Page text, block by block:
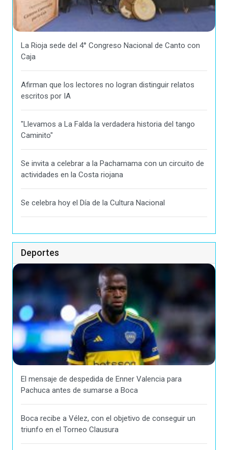
La Rioja sede del 4° Congreso Nacional de Canto con
Caja
Afirman que los lectores no logran distinguir relatos
escritos por IA
"Llevamos a La Falda la verdadera historia del tango
Caminito"
Se invita a celebrar a la Pachamama con un circuito de
actividades en la Costa riojana
Se celebra hoy el Día de la Cultura Nacional
Deportes
El mensaje de despedida de Enner Valencia para
Pachuca antes de sumarse a Boca
Boca recibe a Vélez, con el objetivo de conseguir un
triunfo en el Torneo Clausura